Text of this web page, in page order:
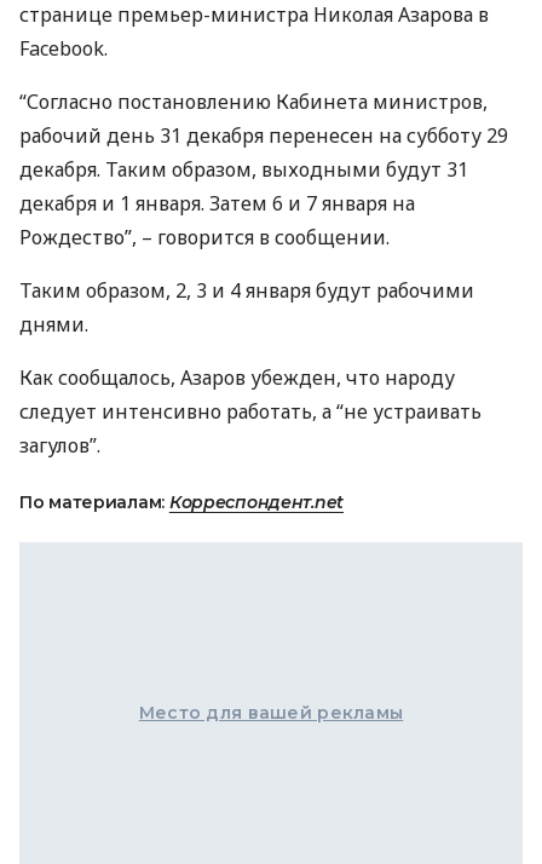
странице премьер-министра Николая Азарова в
Facebook.
“Согласно постановлению Кабинета министров,
рабочий день 31 декабря перенесен на субботу 29
декабря. Таким образом, выходными будут 31
декабря и 1 января. Затем 6 и 7 января на
Рождество”, – говорится в сообщении.
Таким образом, 2, 3 и 4 января будут рабочими
днями.
Как сообщалось, Азаров убежден, что народу
следует интенсивно работать, а “не устраивать
загулов”.
По материалам: Корреспондент.net
Место для вашей рекламы